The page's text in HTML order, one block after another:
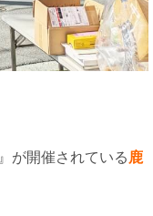
』が開催されている 鹿